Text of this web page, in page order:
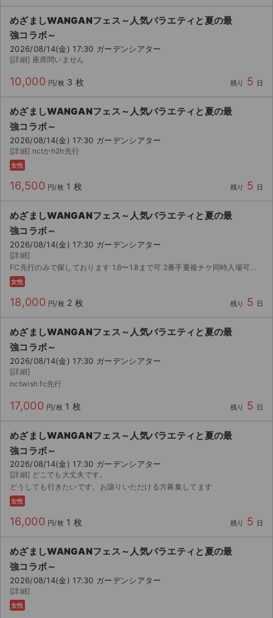
めざましWANGANフェス～人気バラエティと夏の最
強コラボ～
2026/08/14(金) 17:30 ガーデンシアター
[詳細] 座席問いません
10,000 円/枚 3 枚 残り 5 日
めざましWANGANフェス～人気バラエティと夏の最
強コラボ～
2026/08/14(金) 17:30 ガーデンシアター
[詳細] nctかh2h先行
女性
16,500 円/枚 1 枚 残り 5 日
めざましWANGANフェス～人気バラエティと夏の最
強コラボ～
2026/08/14(金) 17:30 ガーデンシアター
[詳細]
FC先行のみで探しております 1.6〜1.8まで可 2番手重複チケ同時入場可の方のみ
女性
18,000 円/枚 2 枚 残り 5 日
めざましWANGANフェス～人気バラエティと夏の最
強コラボ～
2026/08/14(金) 17:30 ガーデンシアター
[詳細]
nctwish fc先行
17,000 円/枚 1 枚 残り 5 日
めざましWANGANフェス～人気バラエティと夏の最
強コラボ～
2026/08/14(金) 17:30 ガーデンシアター
[詳細] どこでも大丈夫です。
どうしても行きたいです。お譲りいただける方募集してます
女性
16,000 円/枚 1 枚 残り 5 日
めざましWANGANフェス～人気バラエティと夏の最
強コラボ～
2026/08/14(金) 17:30 ガーデンシアター
[詳細]
女性